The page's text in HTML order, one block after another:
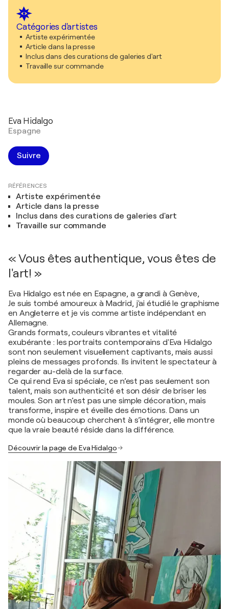
Catégories d'artistes
Artiste expérimentée
Article dans la presse
Inclus dans des curations de galeries d'art
Travaille sur commande
Eva Hidalgo
Espagne
Suivre
RÉFÉRENCES
Artiste expérimentée
Article dans la presse
Inclus dans des curations de galeries d'art
Travaille sur commande
« Vous êtes authentique, vous êtes de
l'art! »
Eva Hidalgo est née en Espagne, a grandi à Genève,
Je suis tombé amoureux à Madrid, j'ai étudié le graphisme
en Angleterre et je vis comme artiste indépendant en
Allemagne.
Grands formats, couleurs vibrantes et vitalité
exubérante : les portraits contemporains d'Eva Hidalgo
sont non seulement visuellement captivants, mais aussi
pleins de messages profonds. Ils invitent le spectateur à
regarder au-delà de la surface.
Ce qui rend Eva si spéciale, ce n’est pas seulement son
talent, mais son authenticité et son désir de briser les
moules. Son art n’est pas une simple décoration, mais
transforme, inspire et éveille des émotions. Dans un
monde où beaucoup cherchent à s’intégrer, elle montre
que la vraie beauté réside dans la différence.
Découvrir la page de Eva Hidalgo